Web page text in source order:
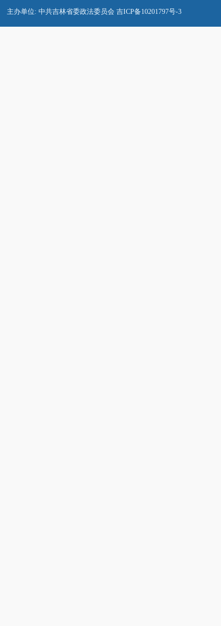
主办单位: 中共吉林省委政法委员会 吉ICP备10201797号-3